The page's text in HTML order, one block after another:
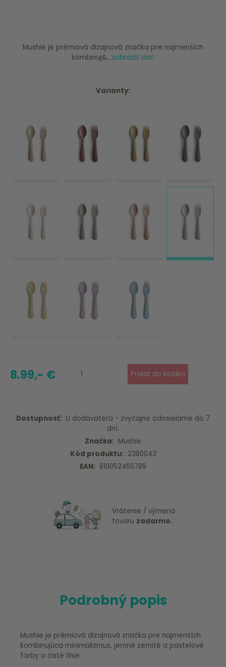
Mushie je prémiová dizajnová značka pre najmenších
kombinuj&...zobraziť viac
Varianty:
8.99,- €
Dostupnosť: U dodávateľa - zvyčajne odosielame do 7
dní.
Značka: Mushie
Kód produktu: 2380043
EAN: 810052460789
Vrátenie / výmena
tovaru zadarmo.
Podrobný popis
Mushie je prémiová dizajnová značka pre najmenších
kombinujúca minimalizmus, jemné zemité a pastelové
farby a čisté línie.